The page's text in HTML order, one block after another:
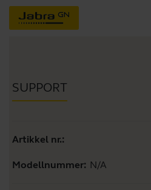
SUPPORT
Artikkel nr.:
Modellnummer: N/A